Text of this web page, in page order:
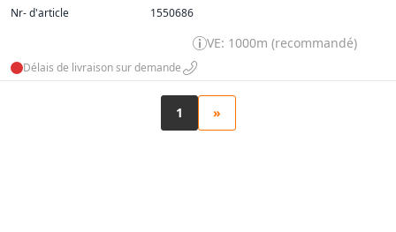
Nr- d'article
1550686
VE: 1000m (recommandé)
Délais de livraison sur demande
1 »